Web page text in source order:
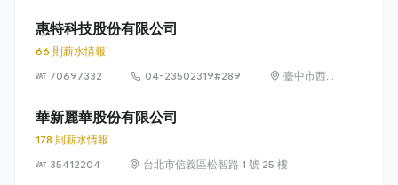
惠特科技股份有限公司
66 則薪水情報
70697332
04-23502319#289
臺中市西
華新麗華股份有限公司
178 則薪水情報
35412204
台北市信義區松智路 1 號 25 樓